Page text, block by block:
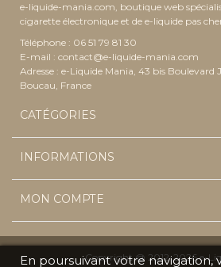
e-liquide-mania.com, boutique web
cigarette électronique et de e-liquide pas
Téléphone : 06 51 79 81 30
E-mail : contact@e-liquide-mania.com
Adresse : e-Liquide Mania, 43 bis Boulevard
Boucau, France
CATÉGORIES
INFORMATIONS
MON COMPTE
En poursuivant votre navigation,
Copyright @ 2012-2026 e-